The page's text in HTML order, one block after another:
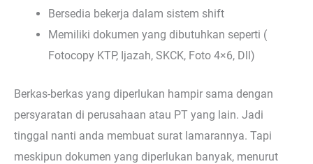
Bersedia bekerja dalam sistem shift
Memiliki dokumen yang dibutuhkan seperti (
Fotocopy KTP, Ijazah, SKCK, Foto 4×6, Dll)
Berkas-berkas yang diperlukan hampir sama dengan
persyaratan di perusahaan atau PT yang lain. Jadi
tinggal nanti anda membuat surat lamarannya. Tapi
meskipun dokumen yang diperlukan banyak, menurut